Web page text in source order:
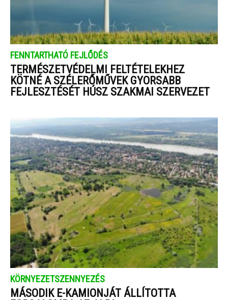
FENNTARTHATÓ FEJLŐDÉS
TERMÉSZETVÉDELMI FELTÉTELEKHEZ
KÖTNÉ A SZÉLERŐMŰVEK GYORSABB
FEJLESZTÉSÉT HÚSZ SZAKMAI SZERVEZET
KÖRNYEZETSZENNYEZÉS
MÁSODIK E-KAMIONJÁT ÁLLÍTOTTA